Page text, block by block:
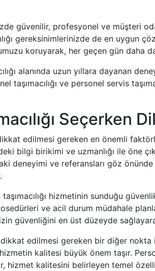
güvenilir, profesyonel ve müşteri
gereksinimlerinizde de en uygun
koruyarak, her geçen gün daha
alanında uzun yıllara dayanan
taşımacılığı ve personel servis
Seçerken
edilmesi gereken en önemli
bilgi birikimi ve uzmanlığı ile öne
deneyimi ve referansları göz önünde
hizmetinin sunduğu
ve acil durum müdahale
güvenliğini en üst düzeyde
dikkat edilmesi gereken bir diğer
kalitesi büyük önem taşır.
hizmet kalitesini belirleyen temel